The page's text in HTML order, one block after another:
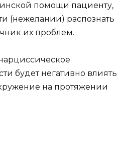
помощи пациенту,
(нежелании) распознать
их проблем.
будет негативно влиять
на протяжении